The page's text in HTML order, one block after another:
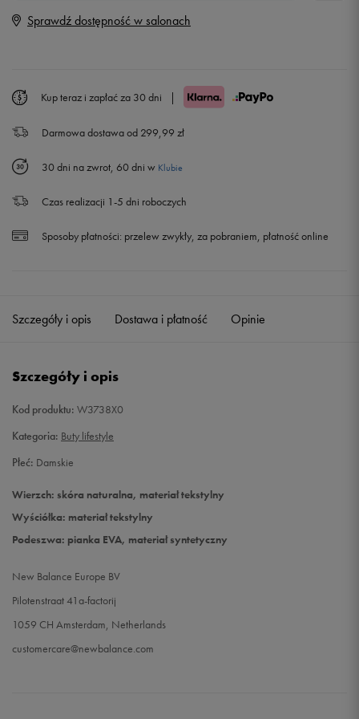
22,5 cm
37 23,5 cm
37,5 24 cm
38 24,5 cm
Sprawdź dostępność w salonach
Kup teraz i zapłać za 30 dni |
Darmowa dostawa od 299,99 zł
30 dni na zwrot, 60 dni w Klubie
Czas realizacji 1-5 dni roboczych
Sposoby płatności: przelew zwykły, za pobraniem, płatność online
Szczegóły i opis Dostawa i płatność Opinie
Szczegóły i opis
Kod produktu: W3738X0
Kategoria: Buty lifestyle
Płeć: Damskie
Wierzch: skóra naturalna, materiał tekstylny
Wyściółka: materiał tekstylny
Podeszwa: pianka EVA, materiał syntetyczny
New Balance Europe BV
Pilotenstraat 41a-factorij
1059 CH Amsterdam, Netherlands
customercare@newbalance.com